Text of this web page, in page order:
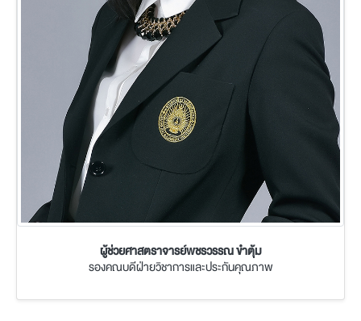
ผู้ช่วยศาสตราจารย์พชรวรรณ ขำตุ้ม
รองคณบดีฝ่ายวิชาการและประกันคุณภาพ